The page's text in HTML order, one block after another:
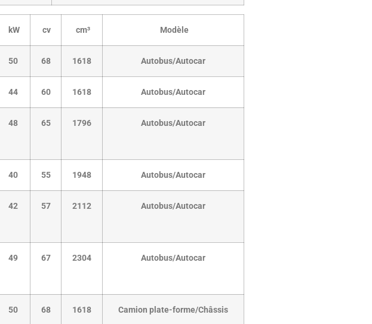
kW cv cm³ Modèle
50 68 1618 Autobus/Autocar
44 60 1618 Autobus/Autocar
48 65 1796 Autobus/Autocar
40 55 1948 Autobus/Autocar
42 57 2112 Autobus/Autocar
49 67 2304 Autobus/Autocar
50 68 1618 Camion plate-forme/Châssis